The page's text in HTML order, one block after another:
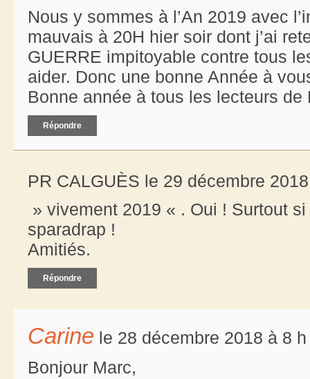
Nous y sommes à l’An 2019 avec
mauvais à 20H hier soir dont j’ai
GUERRE impitoyable contre tous
aider. Donc une bonne Année à
Bonne année à tous les lecteurs de
Répondre
PR CALGUÈS le 29 décembre
» vivement 2019 « . Oui ! Surtout
sparadrap !
Amitiés.
Répondre
Carine le 28 décembre 2018 à 8
Bonjour Marc,